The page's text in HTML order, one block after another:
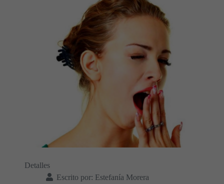
Detalles
Escrito por: Estefanía Morera